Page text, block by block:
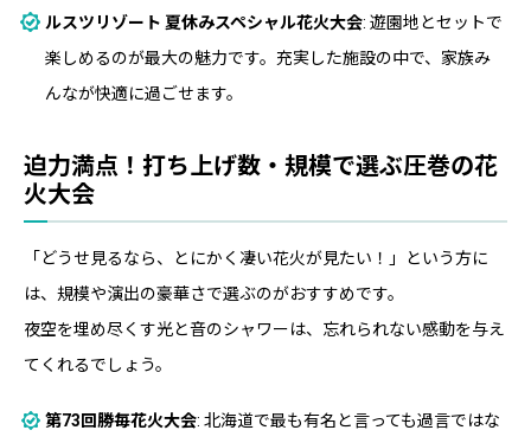
ルスツリゾート 夏休みスペシャル花火大会: 遊園地とセットで
楽しめるのが最大の魅力です。充実した施設の中で、家族み
んなが快適に過ごせます。
迫力満点！打ち上げ数・規模で選ぶ圧巻の花
火大会
「どうせ見るなら、とにかく凄い花火が見たい！」という方に
は、規模や演出の豪華さで選ぶのがおすすめです。
夜空を埋め尽くす光と音のシャワーは、忘れられない感動を与え
てくれるでしょう。
第73回勝毎花火大会: 北海道で最も有名と言っても過言ではな